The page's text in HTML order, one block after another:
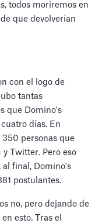
todos moriremos en
que devolverían
con el logo de
tantas
que Domino's
días. En
personas que
Twitter. Pero eso
al final, Domino's
postulantes.
no, pero dejando de
esto. Tras el